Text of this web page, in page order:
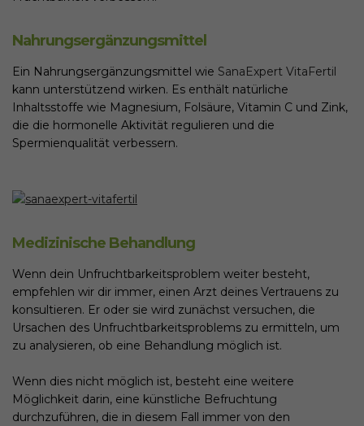
Nahrungsergänzungsmittel
Ein Nahrungsergänzungsmittel wie SanaExpert VitaFertil
kann unterstützend wirken. Es enthält natürliche
Inhaltsstoffe wie Magnesium, Folsäure, Vitamin C und Zink,
die die hormonelle Aktivität regulieren und die
Spermienqualität verbessern.
Medizinische Behandlung
Wenn dein Unfruchtbarkeitsproblem weiter besteht,
empfehlen wir dir immer, einen Arzt deines Vertrauens zu
konsultieren. Er oder sie wird zunächst versuchen, die
Ursachen des Unfruchtbarkeitsproblems zu ermitteln, um
zu analysieren, ob eine Behandlung möglich ist.
Wenn dies nicht möglich ist, besteht eine weitere
Möglichkeit darin, eine künstliche Befruchtung
durchzuführen, die in diesem Fall immer von den